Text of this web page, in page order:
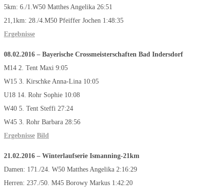
5km: 6./1.W50 Matthes Angelika 26:51
21,1km: 28./4.M50 Pfeiffer Jochen 1:48:35
Ergebnisse
08.02.2016 – Bayerische Crossmeisterschaften Bad Indersdorf
M14 2. Tent Maxi 9:05
W15 3. Kirschke Anna-Lina 10:05
U18 14. Rohr Sophie 10:08
W40 5. Tent Steffi 27:24
W45 3. Rohr Barbara 28:56
Ergebnisse Bild
21.02.2016 – Winterlaufserie Ismanning-21km
Damen: 171./24. W50 Matthes Angelika 2:16:29
Herren: 237./50. M45 Borowy Markus 1:42:20